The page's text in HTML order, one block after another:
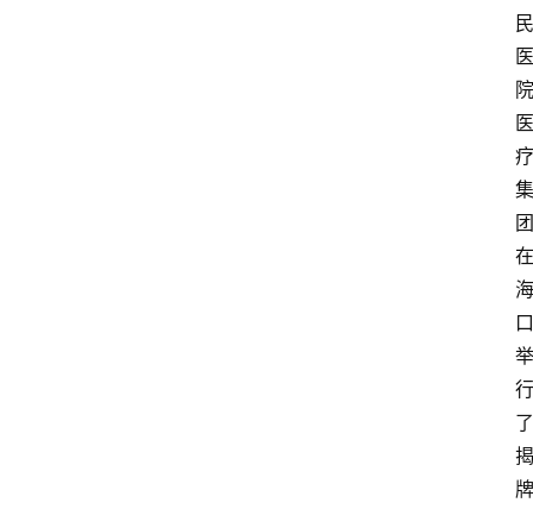
民
医
院
医
疗
集
团
在
海
口
举
行
了
揭
牌